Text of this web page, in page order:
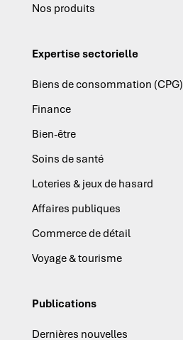
Nos produits
Expertise sectorielle
Biens de consommation (CPG)
Finance
Bien-être
Soins de santé
Loteries & jeux de hasard
Affaires publiques
Commerce de détail
Voyage & tourisme
Publications
Dernières nouvelles